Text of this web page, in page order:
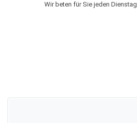
Wir beten für Sie jeden Dienstag